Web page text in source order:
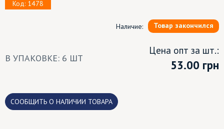
Код: 1478
Наличие: Товар закончился
В УПАКОВКЕ: 6 ШТ
Цена опт за шт.:
53.00 грн
CООБЩИТЬ О НАЛИЧИИ ТОВАРА